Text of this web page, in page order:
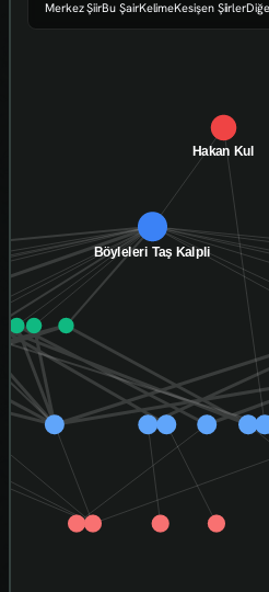
Merkez ŞiirBu ŞairKelimeKesişen Şiirler